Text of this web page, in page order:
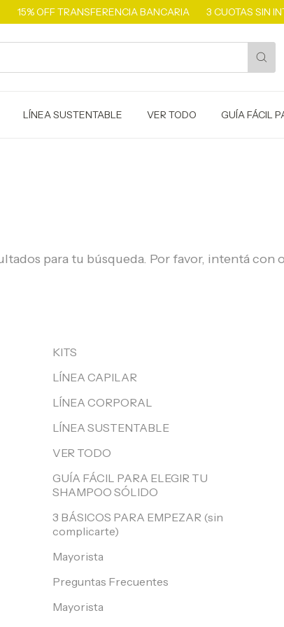
15% OFF TRANSFERENCIA BANCARIA 3 CUOTAS SIN
LÍNEA SUSTENTABLE VER TODO GUÍA FÁCIL
para tu búsqueda. Por favor, intentá con
KITS
LÍNEA CAPILAR
LÍNEA CORPORAL
LÍNEA SUSTENTABLE
VER TODO
GUÍA FÁCIL PARA ELEGIR TU
SHAMPOO SÓLIDO
3 BÁSICOS PARA EMPEZAR (sin
complicarte)
Mayorista
Preguntas Frecuentes
Mayorista